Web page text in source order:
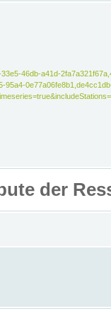
46db-a41d-
95a4-
der